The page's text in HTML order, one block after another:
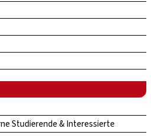
Studierende & Interessierte